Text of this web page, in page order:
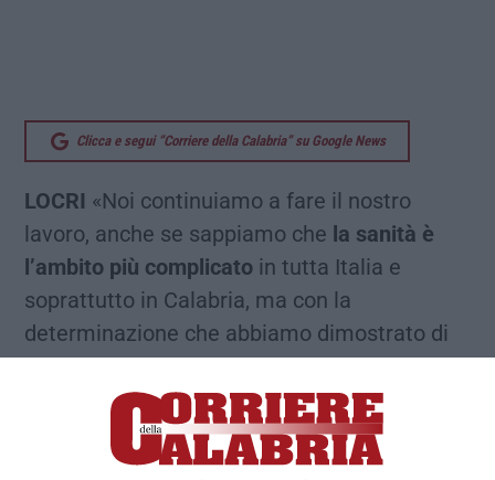
Clicca e segui “Corriere della Calabria” su Google News
LOCRI «Noi continuiamo a fare il nostro
lavoro, anche se sappiamo che la sanità è
l’ambito più complicato in tutta Italia e
soprattutto in Calabria, ma con la
determinazione che abbiamo dimostrato di
avere in altri ambiti di governo dimostreremo
possiamo dare ai calabresi, nei prossimi
anni, un servizio sanitario di qualità». Così il
presidente della Regione e commissario